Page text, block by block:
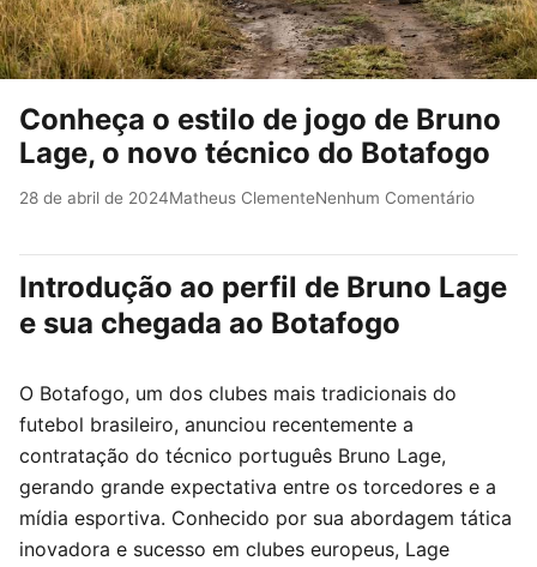
Conheça o estilo de jogo de Bruno
Lage, o novo técnico do Botafogo
28 de abril de 2024Matheus ClementeNenhum Comentário
Introdução ao perfil de Bruno Lage
e sua chegada ao Botafogo
O Botafogo, um dos clubes mais tradicionais do
futebol brasileiro, anunciou recentemente a
contratação do técnico português Bruno Lage,
gerando grande expectativa entre os torcedores e a
mídia esportiva. Conhecido por sua abordagem tática
inovadora e sucesso em clubes europeus, Lage